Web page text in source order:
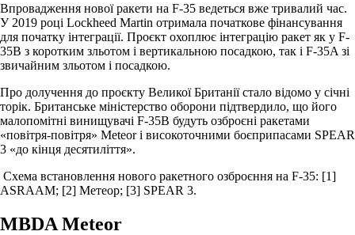
Впровадження нової ракети на F-35 ведеться вже тривалий час.
У 2019 році Lockheed Martin отримала початкове фінансування
для початку інтеграції. Проєкт охоплює інтеграцію ракет як у F-
35B з коротким зльотом і вертикальною посадкою, так і F-35A зі
звичайним зльотом і посадкою.
Про долучення до проєкту Великої Британії стало відомо у січні
торік. Британське міністерство оборони підтвердило, що його
малопомітні винищувачі F-35B будуть озброєні ракетами
«повітря-повітря» Meteor і високоточними боєприпасами SPEAR
3 «до кінця десятиліття».
Схема встановлення нового ракетного озброєння на F-35: [1]
ASRAAM; [2] Метеор; [3] SPEAR 3.
MBDA Meteor